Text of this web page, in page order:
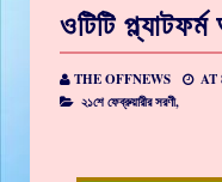
ওটিটি
THE OFFNEWS AT
২১শে ফেব্রুয়ারীর সরণী,